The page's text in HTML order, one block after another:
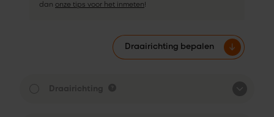
dan onze tips voor het inmeten !
Draairichting bepalen